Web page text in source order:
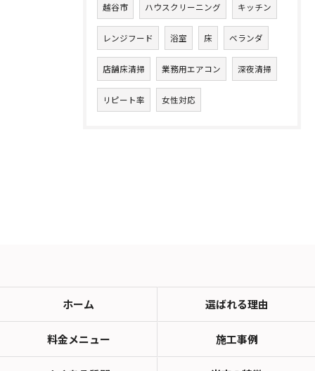
越谷市 ハウスクリーニング キッチン
レンジフード 浴室 床 ベランダ
店舗床清掃 業務用エアコン 深夜清掃
リピート率 女性対応
ホーム 選ばれる理由
料金メニュー 施工事例